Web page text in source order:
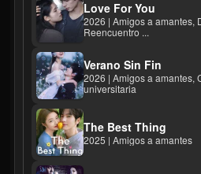
Love For You
2026 | Amigos a amantes,
Reencuentro ...
Verano Sin Fin
2026 | Amigos a amantes,
universitaria
The Best Thing
2025 | Amigos a amantes